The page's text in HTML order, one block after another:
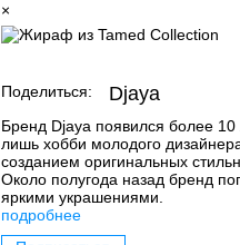
×
Поделиться: Djaya
Бренд Djaya появился более 10
лишь хобби молодого
созданием оригинальных
Около полугода назад бренд
яркими украшениями.
подробнее